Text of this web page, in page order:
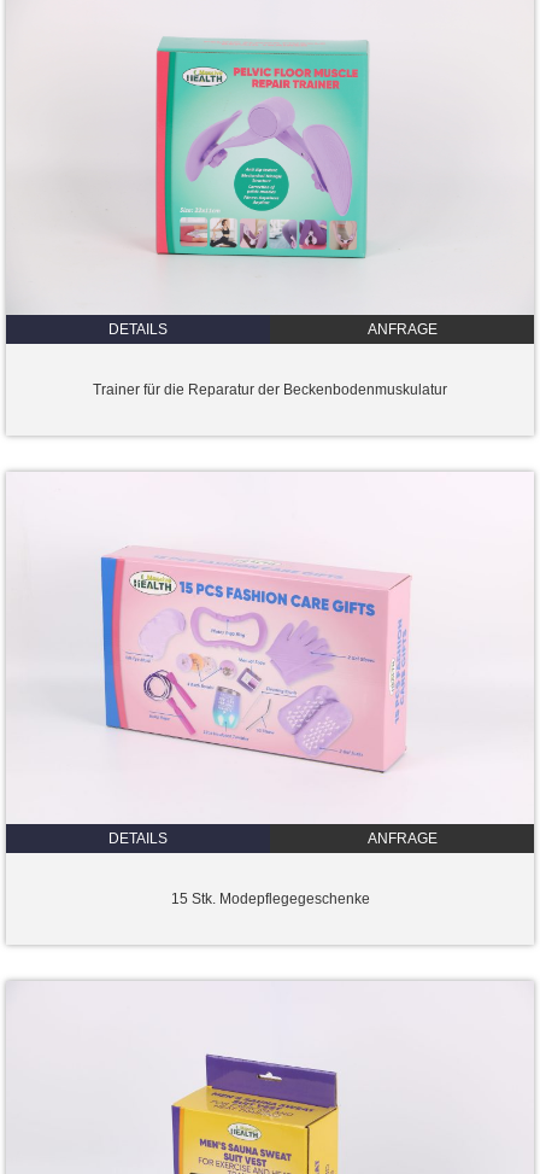
DETAILS ANFRAGE
Trainer für die Reparatur der Beckenbodenmuskulatur
DETAILS ANFRAGE
15 Stk. Modepflegegeschenke